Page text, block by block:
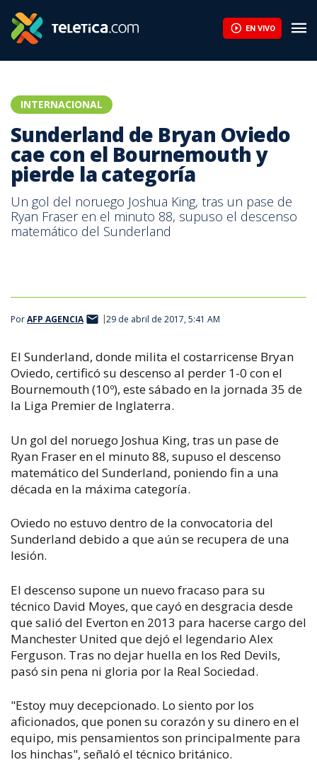
EN VIVO
INTERNACIONAL
Sunderland de Bryan Oviedo
cae con el Bournemouth y
pierde la categoría
Un gol del noruego Joshua King, tras un pase de
Ryan Fraser en el minuto 88, supuso el descenso
matemático del Sunderland
PorAFP AGENCIA 29 de abril de 2017, 5:41 AM
El Sunderland, donde milita el costarricense Bryan
Oviedo, certificó su descenso al perder 1-0 con el
Bournemouth (10º), este sábado en la jornada 35 de
la Liga Premier de Inglaterra.
Un gol del noruego Joshua King, tras un pase de
Ryan Fraser en el minuto 88, supuso el descenso
matemático del Sunderland, poniendo fin a una
década en la máxima categoría.
Oviedo no estuvo dentro de la convocatoria del
Sunderland debido a que aún se recupera de una
lesión.
El descenso supone un nuevo fracaso para su
técnico David Moyes, que cayó en desgracia desde
que salió del Everton en 2013 para hacerse cargo del
Manchester United que dejó el legendario Alex
Ferguson. Tras no dejar huella en los Red Devils,
pasó sin pena ni gloria por la Real Sociedad.
"Estoy muy decepcionado. Lo siento por los
aficionados, que ponen su corazón y su dinero en el
equipo, mis pensamientos son principalmente para
los hinchas", señaló el técnico británico.